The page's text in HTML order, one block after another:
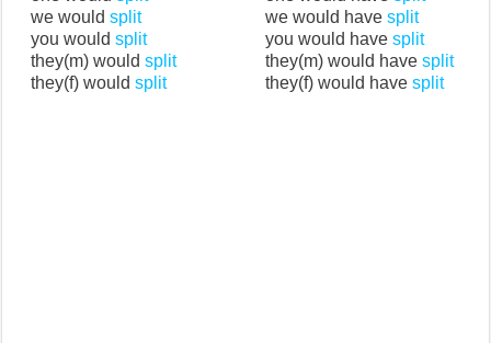
we would split
you would split
they(m) would split
they(f) would split
we would have split
you would have split
they(m) would have split
they(f) would have split